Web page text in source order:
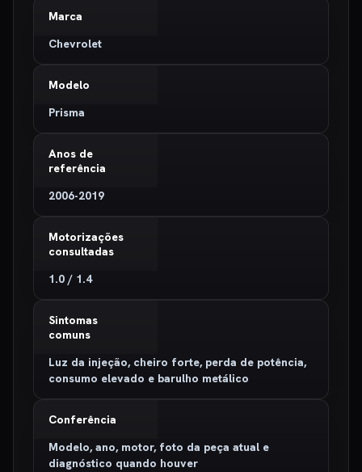
Marca
Chevrolet
Modelo
Prisma
Anos de
referência
2006-2019
Motorizações
consultadas
1.0 / 1.4
Sintomas
comuns
Luz da injeção, cheiro forte, perda de potência,
consumo elevado e barulho metálico
Conferência
Modelo, ano, motor, foto da peça atual e
diagnóstico quando houver